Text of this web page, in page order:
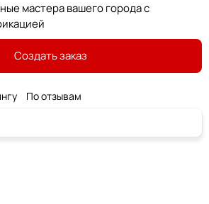
мастера вашего города с
Создать заказ
По отзывам